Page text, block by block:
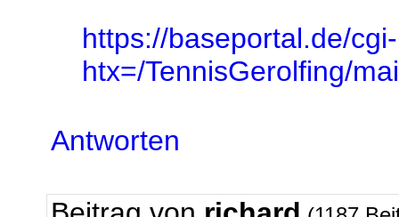
https://baseportal.de/
htx=/TennisGerolfing/
Antworten